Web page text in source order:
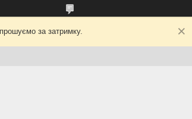
за затримку.